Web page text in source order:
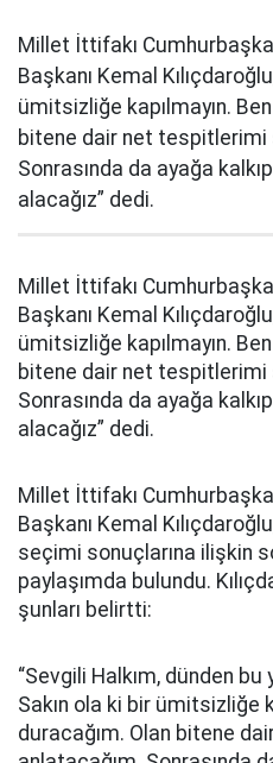
Millet İttifakı
Başkanı Kemal
ümitsizliğe kapılmayın.
bitene dair net tespitlerimi
Sonrasında da ayağa
alacağız” dedi.
Millet İttifakı
Başkanı Kemal
ümitsizliğe kapılmayın.
bitene dair net tespitlerimi
Sonrasında da ayağa
alacağız” dedi.
Millet İttifakı
Başkanı Kemal
seçimi sonuçlarına ilişkin
paylaşımda bulundu.
şunları belirtti:
“Sevgili Halkım, dünden bu
Sakın ola ki bir ümitsizliğe
duracağım. Olan bitene